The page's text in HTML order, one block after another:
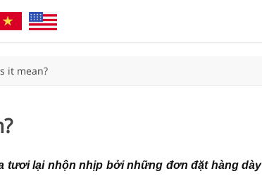
it mean?
tươi lại nhộn nhịp bởi những đơn đặt hàng dày